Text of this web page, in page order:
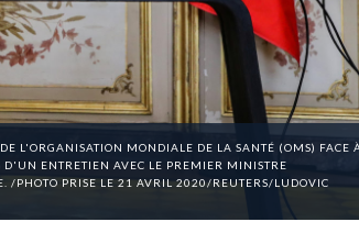
L'ORGANISATION MONDIALE DE LA SANTÉ (OMS) FACE
ENTRETIEN AVEC LE PREMIER MINISTRE
/PHOTO PRISE LE 21 AVRIL 2020/REUTERS/LUDOVIC